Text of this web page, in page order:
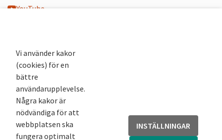
YouTube
Nyhetsbrev
Andra webbplatser
Arkivsök
Fornsök
Fornreg
Bebyggelseregistret
Vi använder kakor
(cookies) för en
bättre
användarupplevelse.
Några kakor är
nödvändiga för att
webbplatsen ska
fungera optimalt
INSTÄLLNINGAR